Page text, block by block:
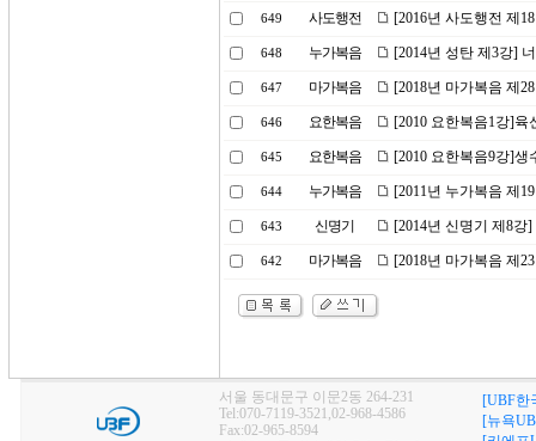
649 사도행전 [2016년 사도행전 제
648 누가복음 [2014년 성탄 제3강]
647 마가복음 [2018년 마가복음 제
646 요한복음 [2010 요한복음1강]육
645 요한복음 [2010 요한복음9강]생
644 누가복음 [2011년 누가복음 제
643 신명기 [2014년 신명기 제8강
642 마가복음 [2018년 마가복음 제
서울 동대문구 이문2동 264-231
Tel:070-7119-3521,02-968-4586
Fax:02-965-8594
[UBF한
[뉴욕